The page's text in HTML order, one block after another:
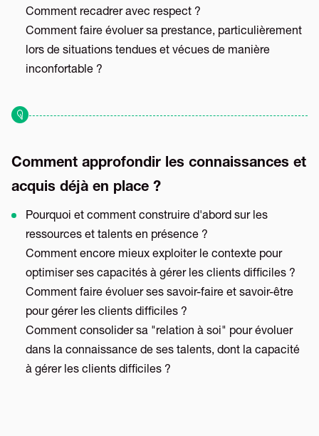
Comment recadrer avec respect ?
Comment faire évoluer sa prestance, particulièrement
lors de situations tendues et vécues de manière
inconfortable ?
Comment approfondir les connaissances et
acquis déjà en place ?
Pourquoi et comment construire d'abord sur les
ressources et talents en présence ?
Comment encore mieux exploiter le contexte pour
optimiser ses capacités à gérer les clients difficiles ?
Comment faire évoluer ses savoir-faire et savoir-être
pour gérer les clients difficiles ?
Comment consolider sa "relation à soi" pour évoluer
dans la connaissance de ses talents, dont la capacité
à gérer les clients difficiles ?